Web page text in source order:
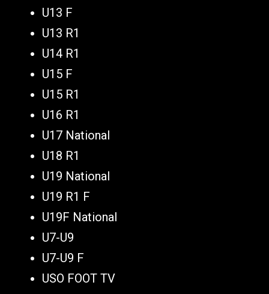
U13 F
U13 R1
U14 R1
U15 F
U15 R1
U16 R1
U17 National
U18 R1
U19 National
U19 R1 F
U19F National
U7-U9
U7-U9 F
USO FOOT TV